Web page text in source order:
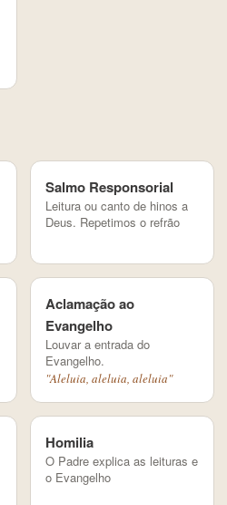
Salmo Responsorial
Leitura ou canto de hinos a
Deus. Repetimos o refrão
Aclamação ao
Evangelho
Louvar a entrada do
Evangelho.
"Aleluia, aleluia, aleluia"
Homilia
O Padre explica as leituras e
o Evangelho